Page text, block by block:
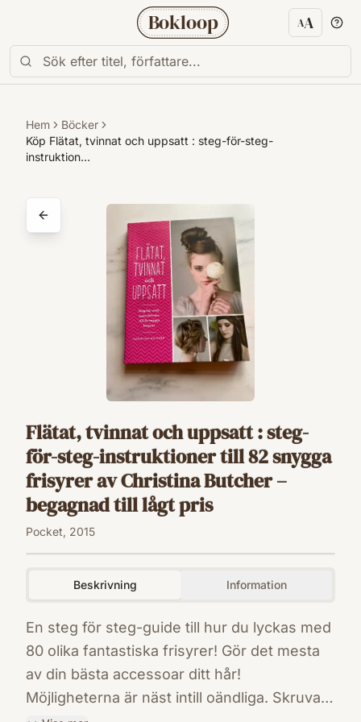
Bokloop AA
Hem
Böcker
Köp Flätat, tvinnat och uppsatt : steg-för-steg-
instruktion…
Flätat, tvinnat och uppsatt : steg-
för-steg-instruktioner till 82 snygga
frisyrer av Christina Butcher –
begagnad till lågt pris
Pocket, 2015
Beskrivning Information
En steg för steg-guide till hur du lyckas med
80 olika fantastiska frisyrer! Gör det mesta
av din bästa accessoar ditt hår!
Möjligheterna är näst intill oändliga. Skruvad